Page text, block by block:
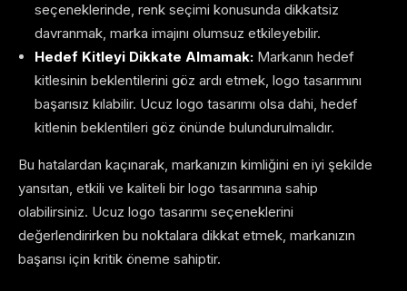
seçeneklerinde, renk seçimi konusunda dikkatsiz
davranmak, marka imajını olumsuz etkileyebilir.
Hedef Kitleyi Dikkate Almamak: Markanın hedef
kitlesinin beklentilerini göz ardı etmek, logo tasarımını
başarısız kılabilir. Ucuz logo tasarımı olsa dahi, hedef
kitlenin beklentileri göz önünde bulundurulmalıdır.
Bu hatalardan kaçınarak, markanızın kimliğini en iyi şekilde
yansıtan, etkili ve kaliteli bir logo tasarımına sahip
olabilirsiniz. Ucuz logo tasarımı seçeneklerini
değerlendirirken bu noktalara dikkat etmek, markanızın
başarısı için kritik öneme sahiptir.